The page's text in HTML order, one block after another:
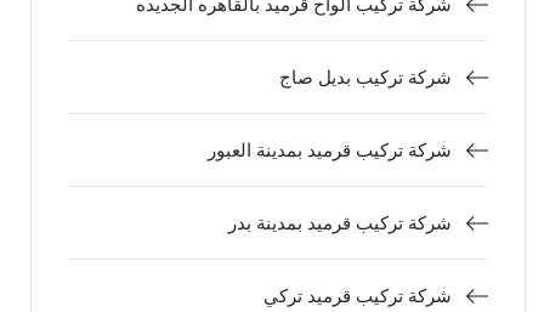
شركة تركيب الواح قرميد بالقاهره الجديده
شركة تركيب بديل صاج
شركة تركيب قرميد بمدينة العبور
شركة تركيب قرميد بمدينة بدر
شركة تركيب قرميد تركي